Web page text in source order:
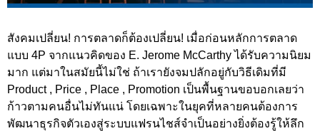
สังคมเปลี่ยน! การตลาดก็ต้องเปลี่ยน! เมื่อก่อนหลักการตลาด
แบบ 4P จากแนวคิดของ E. Jerome McCarthy ได้รับความนิยม
มาก แต่มาในสมัยนี้ไม่ใช่ ถ้าเรายังจมปลักอยู่กับวิธีเดิมที่มี
Product , Price , Place , Promotion เป็นพื้นฐานขอบอกเลยว่า
ก้าวตามคนอื่นไม่ทันแน่ โดยเฉพาะในยุคที่หลายคนต้องการ
พัฒนาธุรกิจตัวเองสู่ระบบแฟรนไชส์จำเป็นอย่างยิ่งต้องรู้ให้ลึก